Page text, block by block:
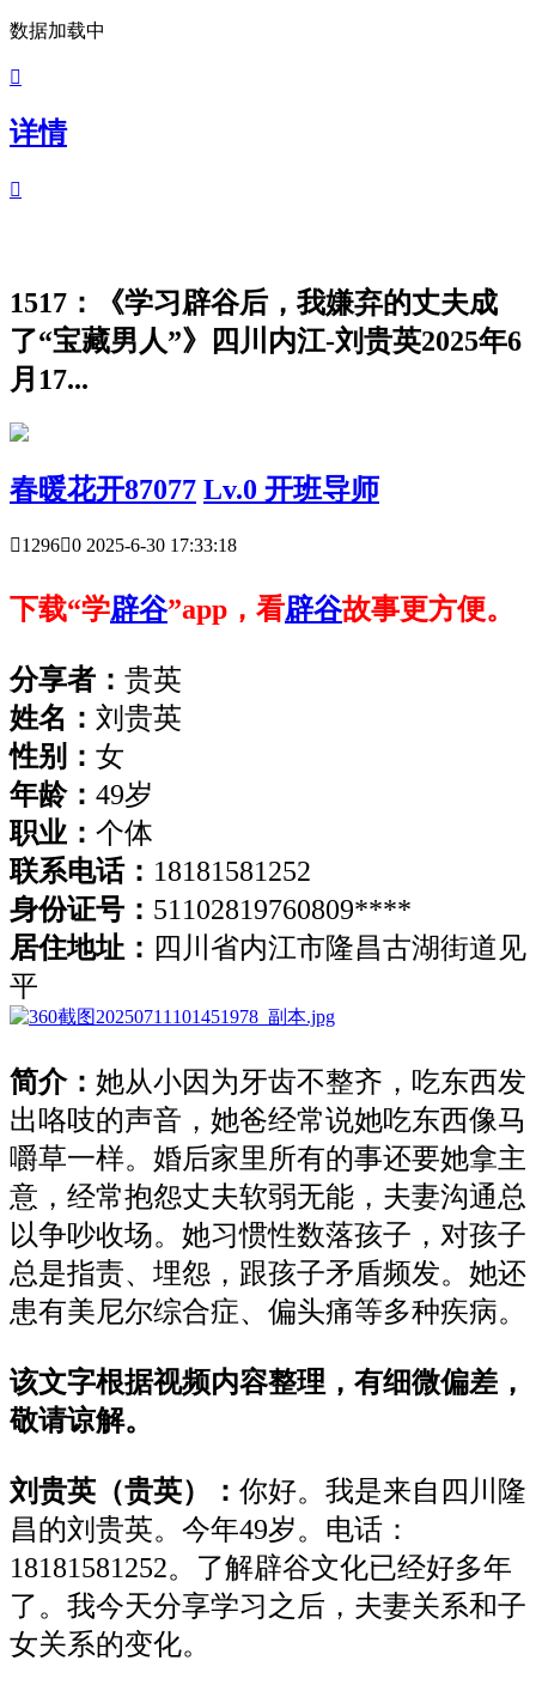
数据加载中

详情

1517：《学习辟谷后，我嫌弃的丈夫成
了“宝藏男人”》四川内江-刘贵英2025年6
月17...
春暖花开87077 Lv.0 开班导师
12960 2025-6-30 17:33:18
下载“学辟谷”app，看辟谷故事更方便。
分享者： 贵英
姓名： 刘贵英
性别： 女
年龄： 49岁
职业： 个体
联系电话： 18181581252
身份证号： 51102819760809****
居住地址： 四川省内江市隆昌古湖街道见
平
简介： 她从小因为牙齿不整齐，吃东西发
出咯吱的声音，她爸经常说她吃东西像马
嚼草一样。婚后家里所有的事还要她拿主
意，经常抱怨丈夫软弱无能，夫妻沟通总
以争吵收场。她习惯性数落孩子，对孩子
总是指责、埋怨，跟孩子矛盾频发。她还
患有美尼尔综合症、偏头痛等多种疾病。
该文字根据视频内容整理，有细微偏差，
敬请谅解。
刘贵英（贵英）： 你好。我是来自四川隆
昌的刘贵英。今年49岁。电话：
18181581252。了解辟谷文化已经好多年
了。我今天分享学习之后，夫妻关系和子
女关系的变化。